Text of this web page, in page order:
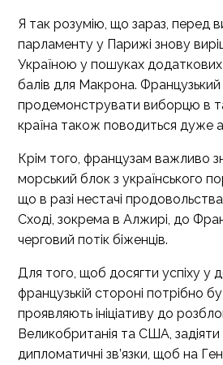
Я так розумію, що зараз, перед
парламенту у Парижі знову
Україною у пошуках
балів для Макрона.
продемонструвати виборцю в
країна також поводиться дуже
Крім того, французам важливо
морський блок з українського
що в разі нестачі
Сході, зокрема в Алжирі, до
черговий потік біженців.
Для того, щоб досягти успіху у
французькій стороні потрібно
проявляють ініціативу до
Великобританія та США, задіяти
дипломатичні зв’язки, щоб на